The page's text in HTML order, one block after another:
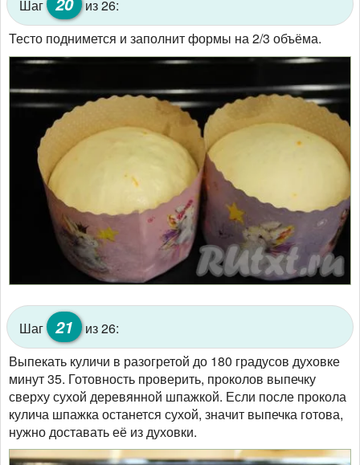
Шаг
из 26:
Тесто поднимется и заполнит формы на 2/3 объёма.
Шаг 21 из 26:
Выпекать куличи в разогретой до 180 градусов духовке
минут 35. Готовность проверить, проколов выпечку
сверху сухой деревянной шпажкой. Если после прокола
кулича шпажка останется сухой, значит выпечка готова,
нужно доставать её из духовки.